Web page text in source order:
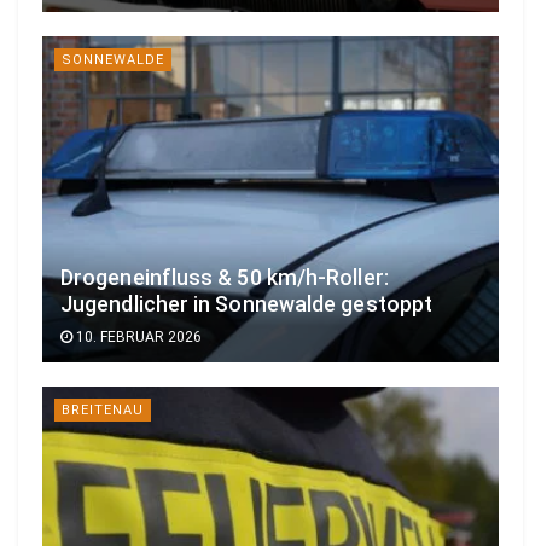
SONNEWALDE
Drogeneinfluss & 50 km/h-Roller:
Jugendlicher in Sonnewalde gestoppt
10. FEBRUAR 2026
BREITENAU